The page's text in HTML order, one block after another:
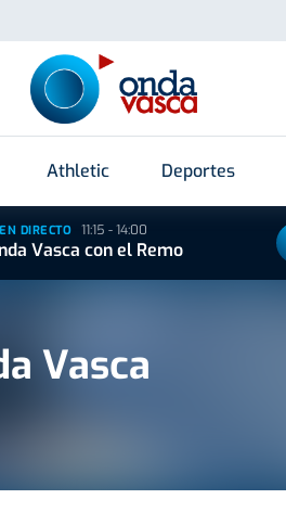
Athletic Deportes
EN DIRECTO 11:15 - 14:00
Vasca con el Remo
Vasca